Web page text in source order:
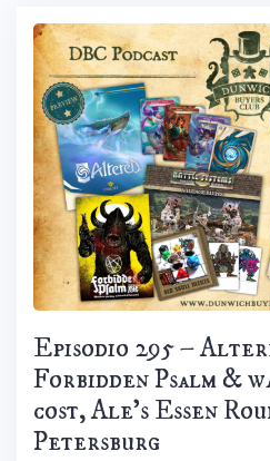
Episodio 295 –
Forbidden Psalm &
cost, Ale’s Essen
Petersburg